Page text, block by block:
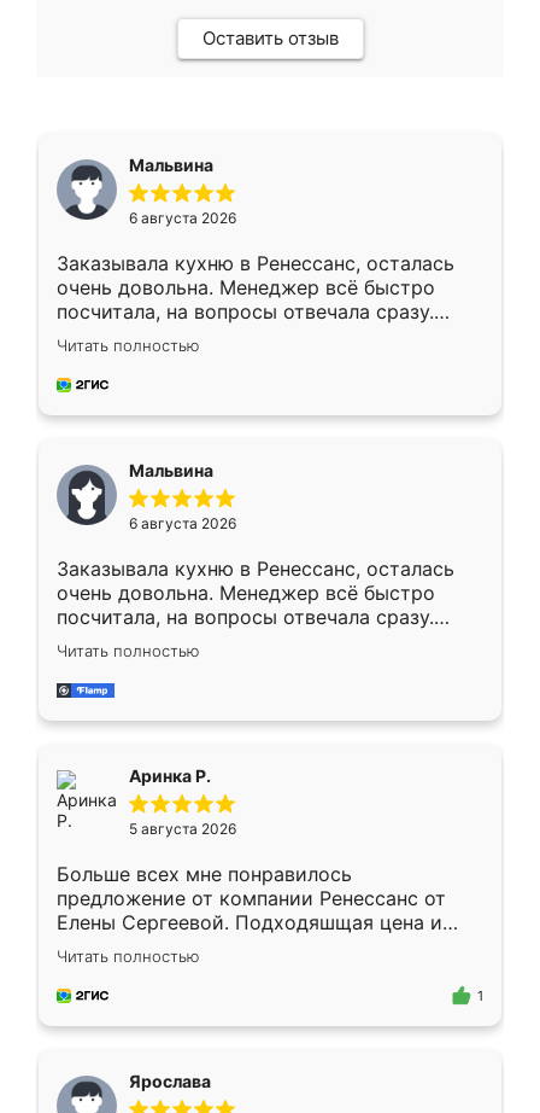
Оставить отзыв
Мальвина
6 августа 2026
Заказывала кухню в Ренессанс, осталась
очень довольна. Менеджер всё быстро
посчитала, на вопросы отвечала сразу.
Замерщик приехал в субботу, подошёл к
делу со всей ответственностью. Собрали
за день, ребята работали аккуратно, даже
Читать полностью
Мальвина
6 августа 2026
Заказывала кухню в Ренессанс, осталась
очень довольна. Менеджер всё быстро
посчитала, на вопросы отвечала сразу.
Замерщик приехал в субботу, подошёл к
делу со всей ответственностью. Собрали
за день, ребята работали аккуратно, даже
Читать полностью
Аринка Р.
5 августа 2026
Больше всех мне понравилось
предложение от компании Ренессанс от
Елены Сергеевой. Подходяшщая цена и
короткие сроки изготовления. Приехавший
для замера сотрудник Владислав
предложил по моему эскизу самый
Читать полностью
1
Ярослава